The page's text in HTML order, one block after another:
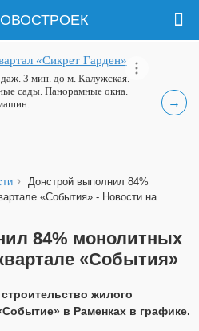
→
«Сикрет Гарден»
3 мин. до м. Калужская.
сады. Панорамные окна.
› Донстрой выполнил 84%
«События» - Новости на
84% монолитных
«События»
жилого
в Раменках в графике.